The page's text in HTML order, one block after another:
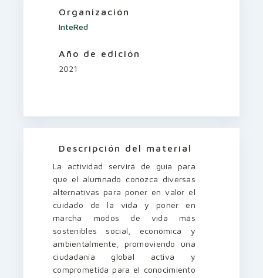
Organización
InteRed
Año de edición
2021
Descripción del material
La actividad servirá de guía para
que el alumnado conozca diversas
alternativas para poner en valor el
cuidado de la vida y poner en
marcha modos de vida más
sostenibles social, económica y
ambientalmente, promoviendo una
ciudadanía global activa y
comprometida para el conocimiento